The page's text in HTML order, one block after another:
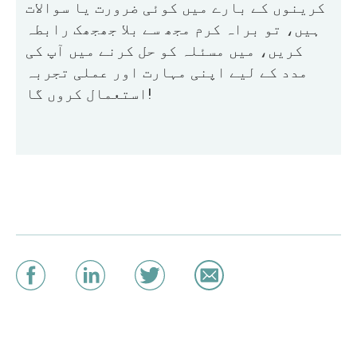
کرینوں کے بارے میں کوئی ضرورت یا سوالات
ہیں، تو براہ کرم مجھ سے بلا جھجھک رابطہ
کریں، میں مسئلہ کو حل کرنے میں آپ کی
مدد کے لیے اپنی مہارت اور عملی تجربہ
استعمال کروں گا!